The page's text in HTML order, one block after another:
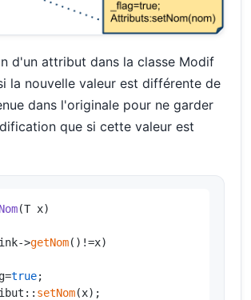
d'un attribut dans la classe Modif
la nouvelle valeur est différente de
dans l'originale pour ne garder
que si cette valeur est
(T x)
>getNom()!=x)
true;
setNom(x);